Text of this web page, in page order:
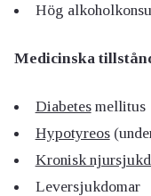
Hög
Medicinska
Diabetesmellitus
Hypotyreos
Kronisk
Leversjukdomar